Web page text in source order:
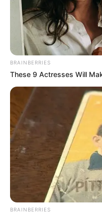
BRAINBERRIES
These 9 Actresses Will
BRAINBERRIES